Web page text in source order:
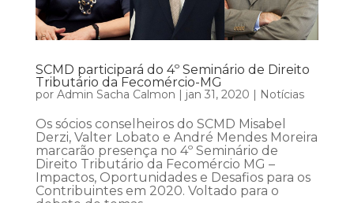
SCMD participará do 4º Seminário de Direito
Tributário da Fecomércio-MG
por Admin Sacha Calmon | jan 31, 2020 | Notícias
Os sócios conselheiros do SCMD Misabel
Derzi, Valter Lobato e André Mendes Moreira
marcarão presença no 4º Seminário de
Direito Tributário da Fecomércio MG –
Impactos, Oportunidades e Desafios para os
Contribuintes em 2020. Voltado para o